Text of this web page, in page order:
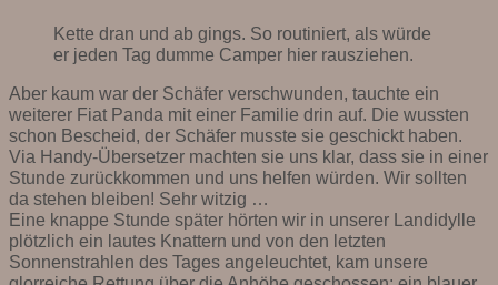
Kette dran und ab gings. So routiniert, als würde
er jeden Tag dumme Camper hier rausziehen.
Aber kaum war der Schäfer verschwunden, tauchte ein
weiterer Fiat Panda mit einer Familie drin auf. Die wussten
schon Bescheid, der Schäfer musste sie geschickt haben.
Via Handy-Übersetzer machten sie uns klar, dass sie in einer
Stunde zurückkommen und uns helfen würden. Wir sollten
da stehen bleiben! Sehr witzig …
Eine knappe Stunde später hörten wir in unserer Landidylle
plötzlich ein lautes Knattern und von den letzten
Sonnenstrahlen des Tages angeleuchtet, kam unsere